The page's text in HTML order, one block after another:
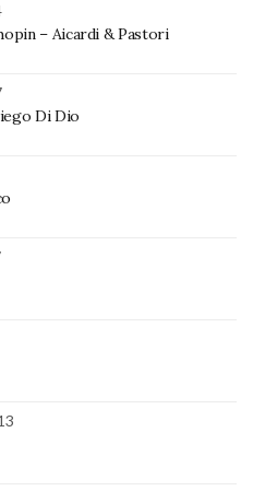
– Aicardi & Pastori
Di Dio